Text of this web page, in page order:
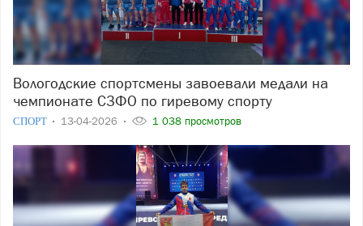
Вологодские спортсмены завоевали медали на
чемпионате СЗФО по гиревому спорту
СПОРТ 13-04-2026 1 038 просмотров